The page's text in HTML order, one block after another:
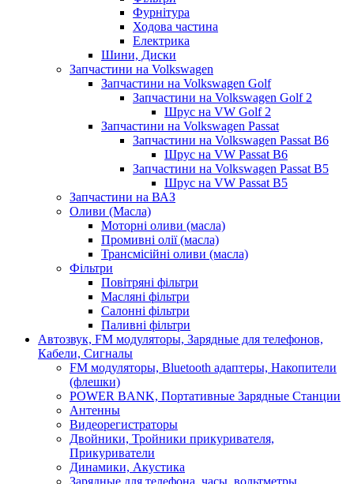
Фурнітура
Ходова частина
Електрика
Шини, Диски
Запчастини на Volkswagen
Запчастини на Volkswagen Golf
Запчастини на Volkswagen Golf 2
Шрус на VW Golf 2
Запчастини на Volkswagen Passat
Запчастини на Volkswagen Passat B6
Шрус на VW Passat B6
Запчастини на Volkswagen Passat B5
Шрус на VW Passat B5
Запчастини на ВАЗ
Оливи (Масла)
Моторні оливи (масла)
Промивні олії (масла)
Трансмісійні оливи (масла)
Фільтри
Повітряні фільтри
Масляні фільтри
Салонні фільтри
Паливні фільтри
Автозвук, FM модуляторы, Зарядные для телефонов,
Кабели, Сигналы
FM модуляторы, Bluetooth адаптеры, Накопители
(флешки)
POWER BANK, Портативные Зарядные Станции
Антенны
Видеорегистраторы
Двойники, Тройники прикуривателя,
Прикуриватели
Динамики, Акустика
Зарядные для телефона, часы, вольтметры,